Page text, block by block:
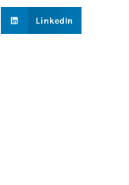
LinkedIn